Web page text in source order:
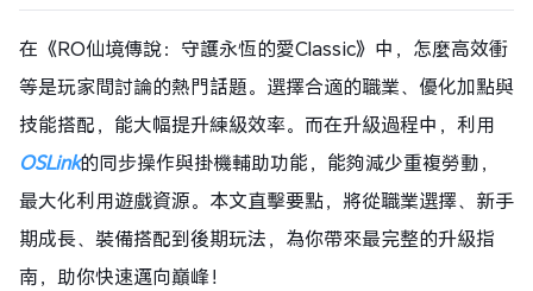
在《RO仙境傳說：守護永恆的愛Classic》中，怎麼高效衝
等是玩家間討論的熱門話題。選擇合適的職業、優化加點與
技能搭配，能大幅提升練級效率。而在升級過程中，利用
OSLink的同步操作與掛機輔助功能，能夠減少重複勞動，
最大化利用遊戲資源。本文直擊要點，將從職業選擇、新手
期成長、裝備搭配到後期玩法，為你帶來最完整的升級指
南，助你快速邁向巔峰！